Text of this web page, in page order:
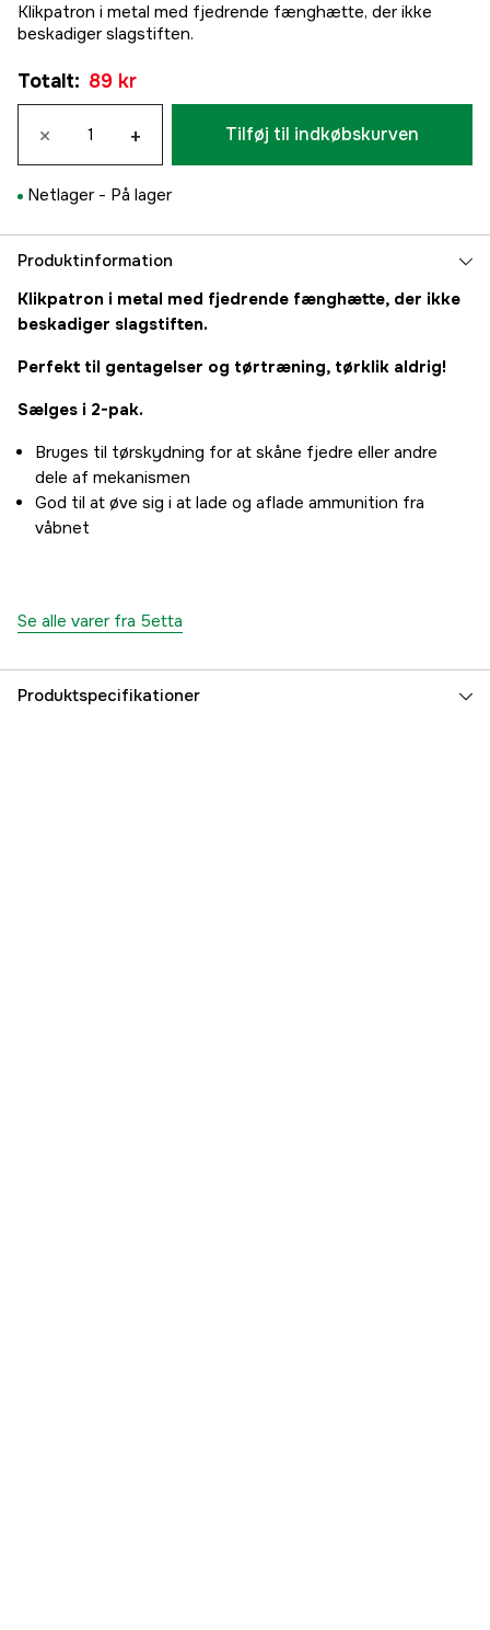
Klikpatron i metal med fjedrende fænghætte, der ikke
beskadiger slagstiften.
Totalt: 89 kr
× + Tilføj til indkøbskurven
Netlager - På lager
Produktinformation
Klikpatron i metal med fjedrende fænghætte, der ikke
beskadiger slagstiften.
Perfekt til gentagelser og tørtræning, tørklik aldrig!
Sælges i 2-pak.
Bruges til tørskydning for at skåne fjedre eller andre
dele af mekanismen
God til at øve sig i at lade og aflade ammunition fra
våbnet
Se alle varer fra 5etta
Produktspecifikationer